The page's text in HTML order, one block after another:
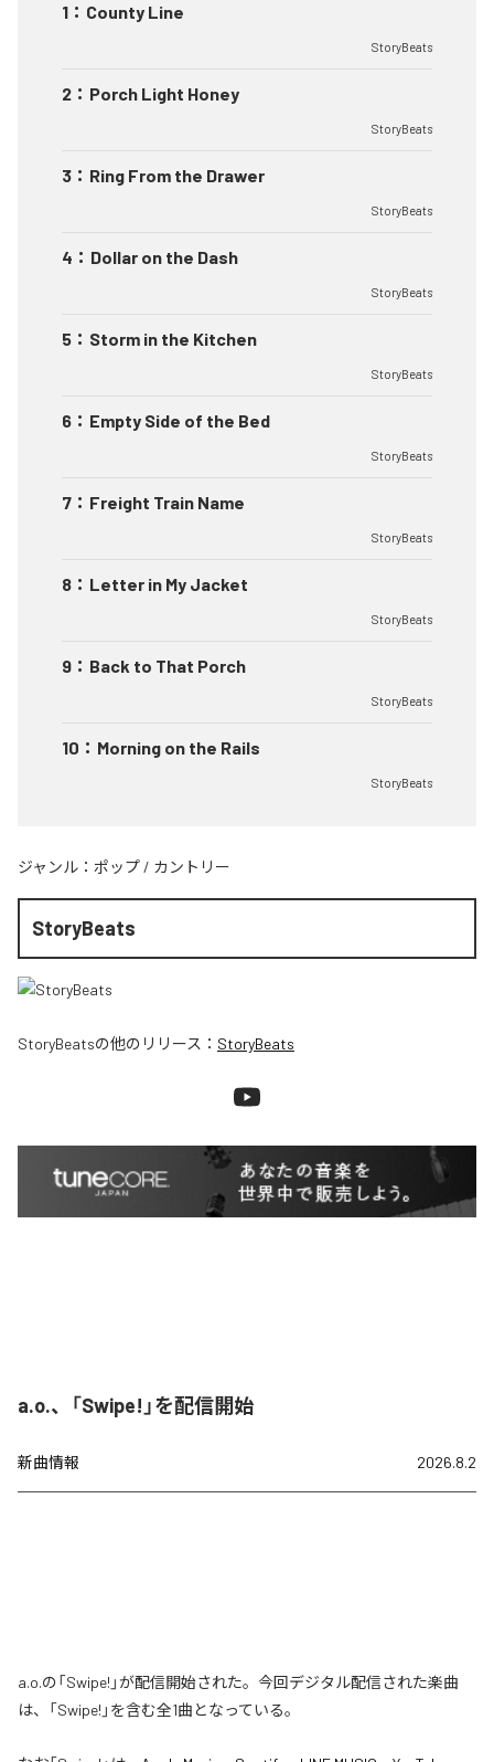
1 ： County Line
StoryBeats
2 ： Porch Light Honey
StoryBeats
3 ： Ring From the Drawer
StoryBeats
4 ： Dollar on the Dash
StoryBeats
5 ： Storm in the Kitchen
StoryBeats
6 ： Empty Side of the Bed
StoryBeats
7 ： Freight Train Name
StoryBeats
8 ： Letter in My Jacket
StoryBeats
9 ： Back to That Porch
StoryBeats
10 ： Morning on the Rails
StoryBeats
ジャンル： ポップ / カントリー
StoryBeats
StoryBeatsの他のリリース： StoryBeats
a.o.、「Swipe!」を配信開始
新曲情報 2026.8.2
a.o.の「Swipe!」が配信開始された。今回デジタル配信された楽曲
は、「Swipe!」を含む全1曲となっている。